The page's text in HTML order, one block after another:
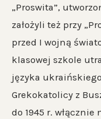
„Proswita”,
założyli też przy
przed I wojną
klasowej szkole
języka
Grekokatolicy z
do 1945 r.